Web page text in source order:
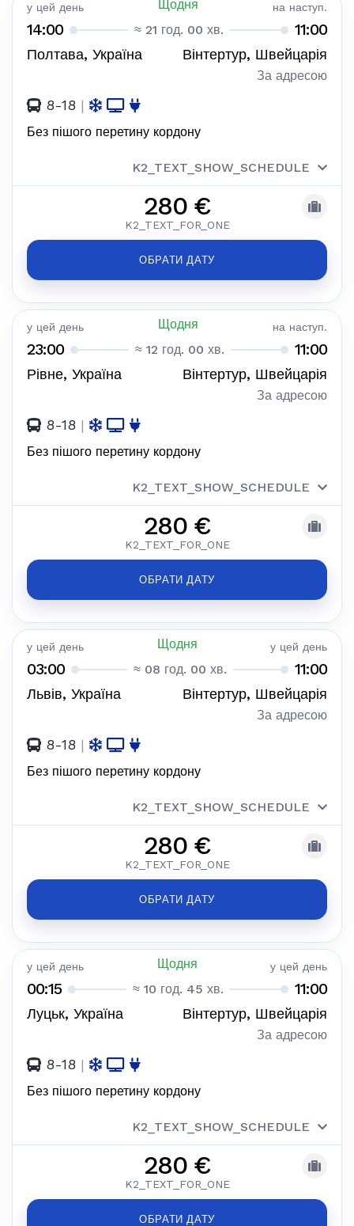
у цей день Щодня на наступ.
14:00 ≈ 21 год. 00 хв. 11:00
Полтава, Україна Вінтертур, Швейцарія
За адресою
8-18 |
Без пішого перетину кордону
K2_TEXT_SHOW_SCHEDULE
280 €
K2_TEXT_FOR_ONE
ОБРАТИ ДАТУ
у цей день Щодня на наступ.
23:00 ≈ 12 год. 00 хв. 11:00
Рівне, Україна Вінтертур, Швейцарія
За адресою
8-18 |
Без пішого перетину кордону
K2_TEXT_SHOW_SCHEDULE
280 €
K2_TEXT_FOR_ONE
ОБРАТИ ДАТУ
у цей день Щодня у цей день
03:00 ≈ 08 год. 00 хв. 11:00
Львів, Україна Вінтертур, Швейцарія
За адресою
8-18 |
Без пішого перетину кордону
K2_TEXT_SHOW_SCHEDULE
280 €
K2_TEXT_FOR_ONE
ОБРАТИ ДАТУ
у цей день Щодня у цей день
00:15 ≈ 10 год. 45 хв. 11:00
Луцьк, Україна Вінтертур, Швейцарія
За адресою
8-18 |
Без пішого перетину кордону
K2_TEXT_SHOW_SCHEDULE
280 €
K2_TEXT_FOR_ONE
ОБРАТИ ДАТУ